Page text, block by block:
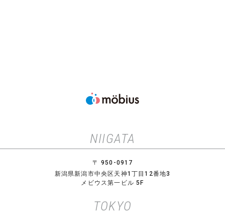
NIIGATA
〒 950-0917
新潟県新潟市中央区天神1丁目12番地3
メビウス第一ビル 5F
TOKYO